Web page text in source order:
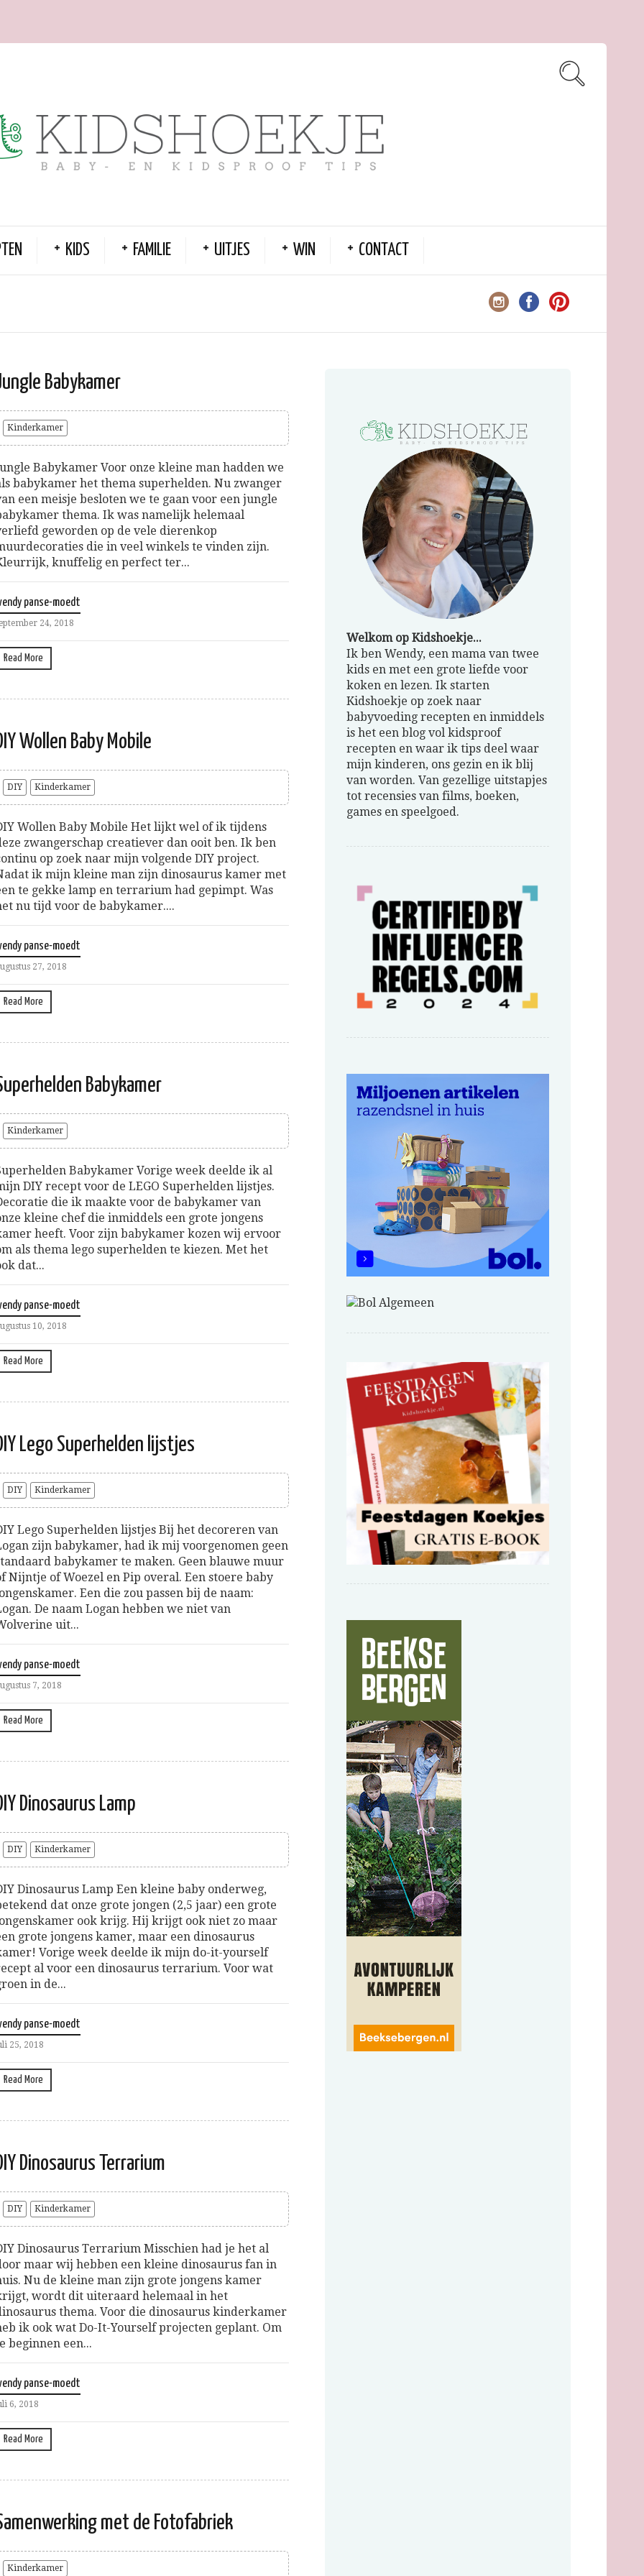
KIDS FAMILIE UITJES WIN CONTACT
Babykamer
Kinderkamer
Babykamer Voor onze kleine man hadden we
babykamer het thema superhelden. Nu zwanger
een meisje besloten we te gaan voor een jungle
thema. Ik was namelijk helemaal
geworden op de vele dierenkop
die in veel winkels te vinden zijn.
knuffelig en perfect ter...
panse-moedt
24, 2018
Read More
Wollen Baby Mobile
DIY Kinderkamer
Wollen Baby Mobile Het lijkt wel of ik tijdens
zwangerschap creatiever dan ooit ben. Ik ben
op zoek naar mijn volgende DIY project.
ik mijn kleine man zijn dinosaurus kamer met
te gekke lamp en terrarium had gepimpt. Was
nu tijd voor de babykamer....
panse-moedt
27, 2018
Read More
Babykamer
Kinderkamer
Babykamer Vorige week deelde ik al
DIY recept voor de LEGO Superhelden lijstjes.
die ik maakte voor de babykamer van
kleine chef die inmiddels een grote jongens
heeft. Voor zijn babykamer kozen wij ervoor
als thema lego superhelden te kiezen. Met het
dat...
panse-moedt
10, 2018
Read More
Lego Superhelden lijstjes
DIY Kinderkamer
Lego Superhelden lijstjes Bij het decoreren van
zijn babykamer, had ik mij voorgenomen geen
babykamer te maken. Geen blauwe muur
Nijntje of Woezel en Pip overal. Een stoere baby
Een die zou passen bij de naam:
De naam Logan hebben we niet van
uit...
panse-moedt
7, 2018
Read More
Dinosaurus Lamp
DIY Kinderkamer
Dinosaurus Lamp Een kleine baby onderweg,
dat onze grote jongen (2,5 jaar) een grote
ook krijg. Hij krijgt ook niet zo maar
grote jongens kamer, maar een dinosaurus
Vorige week deelde ik mijn do-it-yourself
al voor een dinosaurus terrarium. Voor wat
in de...
panse-moedt
25, 2018
Read More
Dinosaurus Terrarium
DIY Kinderkamer
Dinosaurus Terrarium Misschien had je het al
maar wij hebben een kleine dinosaurus fan in
Nu de kleine man zijn grote jongens kamer
wordt dit uiteraard helemaal in het
thema. Voor die dinosaurus kinderkamer
ik ook wat Do-It-Yourself projecten geplant. Om
beginnen een...
panse-moedt
6, 2018
Read More
met de Fotofabriek
Kinderkamer
Welkom op Kidshoekje...
Ik ben Wendy, een mama van twee
kids en met een grote liefde voor
koken en lezen. Ik starten
Kidshoekje op zoek naar
babyvoeding recepten en inmiddels
is het een blog vol kidsproof
recepten en waar ik tips deel waar
mijn kinderen, ons gezin en ik blij
van worden. Van gezellige uitstapjes
tot recensies van films, boeken,
games en speelgoed.